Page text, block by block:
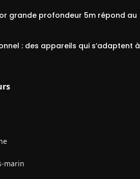
grande profondeur 5m répond au
: des appareils qui s’adaptent à
marin